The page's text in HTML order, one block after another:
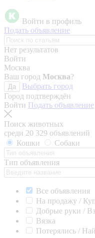
Войти в профиль
Подать объявление
Нет результатов
Войти
Москва
Ваш город Москва?
Да
Выбрать город
Город подтверждён
Войти Подать объявление
Поиск животных
среди 20 329 объявлений
Кошки
Собаки
Тип объявления
Все объявления
На продажу /
Добрые руки /
Вязка
Потерялись /